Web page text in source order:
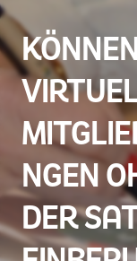
NGEN
DER